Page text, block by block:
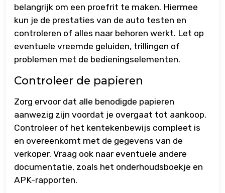
belangrijk om een proefrit te maken. Hiermee
kun je de prestaties van de auto testen en
controleren of alles naar behoren werkt. Let op
eventuele vreemde geluiden, trillingen of
problemen met de bedieningselementen.
Controleer de papieren
Zorg ervoor dat alle benodigde papieren
aanwezig zijn voordat je overgaat tot aankoop.
Controleer of het kentekenbewijs compleet is
en overeenkomt met de gegevens van de
verkoper. Vraag ook naar eventuele andere
documentatie, zoals het onderhoudsboekje en
APK-rapporten.